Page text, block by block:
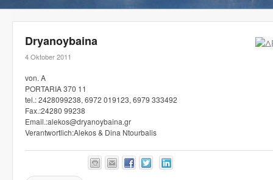
Dryanoybaina
4 Oktober 2011
von. A
PORTARIA 370 11
tel.: 2428099238, 6972 019123, 6979 333492
Fax.:24280 99238
Email.:alekos@dryanoybaina.gr
Verantwortlich:Alekos & Dina Ntourbalis